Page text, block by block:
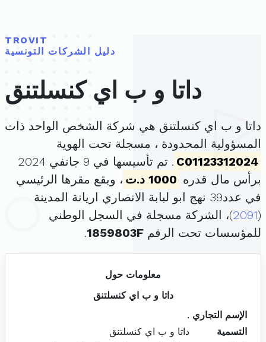
TROVIT
دليل الشركات التونسية
داتا و ب اي كنسلتنق
داتا و ب اي كنسلتنق هي شركة الشخص الواحد ذات
المسؤولية المحدودة ، مسجلة تحت الهوية
C01123312024
. تم تأسيسها في 9 جانفي 2024
برأس مال قدره 1000 د.ت
، ويقع مقرها الرئيسي
في عدد39 نهج ابو لبابة الانصاري اريانة المدينة
(
2091)، الشركة مسجلة في السجل الوطني
للمؤسسات تحت الرقم 1859803F
.
معلومات حول
داتا و ب اي كنسلتنق
الإسم التجاري .
التسمية
داتا و ب اي كنسلتنق